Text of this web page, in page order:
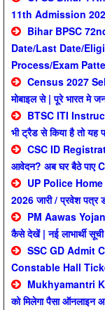
11th Admission
Bihar BPSC
Date/Last Date/
Process/Exam
Census 2027
मोबाइल से | पूरे भारत मे
BTSC ITI
भी ट्रैड से किया है तो यह
CSC ID
आवेदन? अब घर बैठे पाए
UP Police Home
2026 जारी / प्रवेश
PM Aawas
कैसे देखें | नई लाभार्थी
SSC GD Admit
Constable Hall
Mukhyamantri
को मिलेगा पैसा